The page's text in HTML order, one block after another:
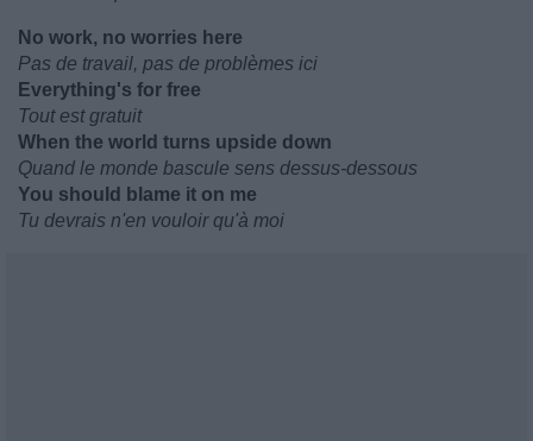
No work, no worries here
Pas de travail, pas de problèmes ici
Everything's for free
Tout est gratuit
When the world turns upside down
Quand le monde bascule sens dessus-dessous
You should blame it on me
Tu devrais n'en vouloir qu'à moi